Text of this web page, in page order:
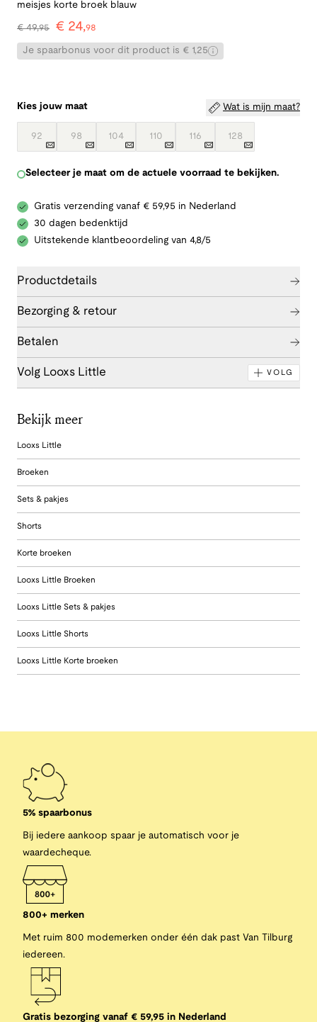
meisjes korte broek blauw
€49,95 € 24,98
Je spaarbonus voor dit product is € 1,25
Kies jouw maat Wat is mijn maat?
92 98 104 110 116 128
Selecteer je maat om de actuele voorraad te bekijken.
Gratis verzending vanaf € 59,95 in Nederland
30 dagen bedenktijd
Uitstekende klantbeoordeling van 4,8/5
Productdetails
Bezorging & retour
Betalen
Volg Looxs Little VOLG
Bekijk meer
Looxs Little
Broeken
Sets & pakjes
Shorts
Korte broeken
Looxs Little Broeken
Looxs Little Sets & pakjes
Looxs Little Shorts
Looxs Little Korte broeken
5% spaarbonus
Bij iedere aankoop spaar je automatisch voor je
waardecheque.
800+ merken
Met ruim 800 modemerken onder één dak past Van Tilburg
iedereen.
Gratis bezorging vanaf € 59,95 in Nederland